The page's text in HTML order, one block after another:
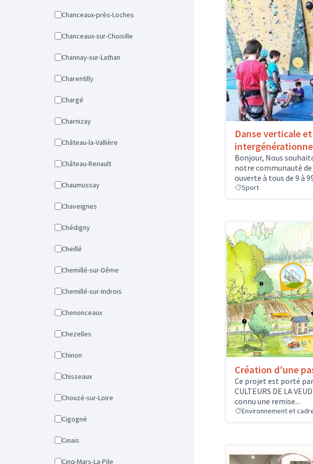
Chanceaux-près-Loches
Chanceaux-sur-Choisille
Channay-sur-Lathan
Charentilly
Chargé
Charnizay
Château-la-Vallière
Château-Renault
Chaumussay
Chaveignes
Chédigny
Cheillé
Chemillé-sur-Dême
Chemillé-sur-Indrois
Chenonceaux
Chezelles
Chinon
Chisseaux
Chouzé-sur-Loire
Cigogné
Cinais
Cinq-Mars-La-Pile
Danse verticale
Bonjour, Nous
notre communauté
ouverte à tous de 9 à
Sport
Création d'une
Ce projet est porté
CULTEURS DE LA
connu une remise...
Environnement et